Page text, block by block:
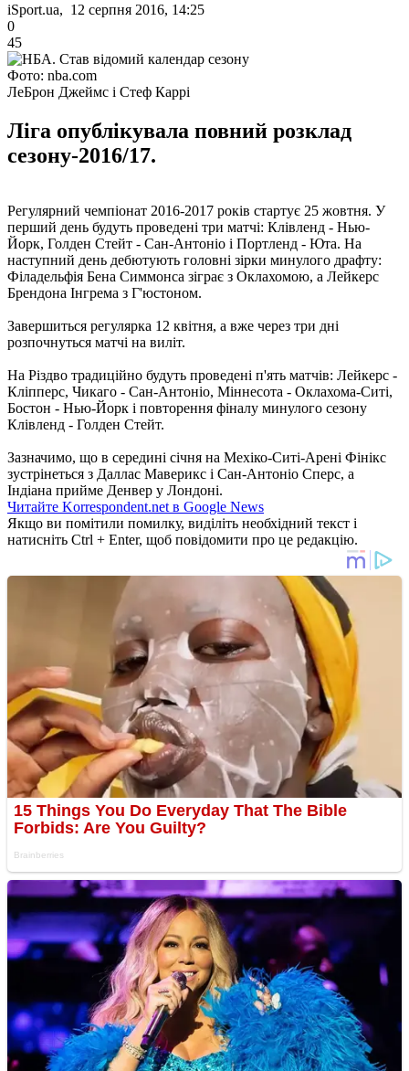
iSport.ua, 12 серпня 2016, 14:25
0
45
Фото: nba.com
ЛеБрон Джеймс і Стеф Каррі
Ліга опублікувала повний розклад
сезону-2016/17.
Регулярний чемпіонат 2016-2017 років стартує 25 жовтня. У
перший день будуть проведені три матчі: Клівленд - Нью-
Йорк, Голден Стейт - Сан-Антоніо і Портленд - Юта. На
наступний день дебютують головні зірки минулого драфту:
Філадельфія Бена Симмонса зіграє з Оклахомою, а Лейкерс
Брендона Інгрема з Г'юстоном.
Завершиться регулярка 12 квітня, а вже через три дні
розпочнуться матчі на виліт.
На Різдво традиційно будуть проведені п'ять матчів: Лейкерс -
Кліпперс, Чикаго - Сан-Антоніо, Міннесота - Оклахома-Ситі,
Бостон - Нью-Йорк і повторення фіналу минулого сезону
Клівленд - Голден Стейт.
Зазначимо, що в середині січня на Мехіко-Ситі-Арені Фінікс
зустрінеться з Даллас Маверикс і Сан-Антоніо Сперс, а
Індіана прийме Денвер у Лондоні.
Читайте Korrespondent.net в Google News
Якщо ви помітили помилку, виділіть необхідний текст і
натисніть Ctrl + Enter, щоб повідомити про це редакцію.